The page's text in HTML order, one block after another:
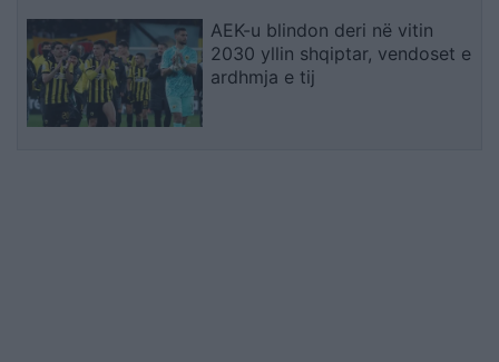
AEK-u blindon deri në vitin
2030 yllin shqiptar, vendoset e
ardhmja e tij